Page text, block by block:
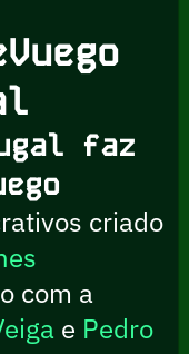
faz
criado
com a
e Pedro